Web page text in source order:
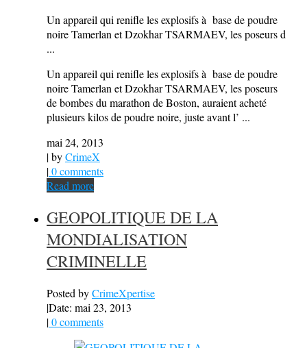
Un appareil qui renifle les explosifs à base de poudre
noire Tamerlan et Dzokhar TSARMAEV, les poseurs d
...
Un appareil qui renifle les explosifs à base de poudre
noire Tamerlan et Dzokhar TSARMAEV, les poseurs
de bombes du marathon de Boston, auraient acheté
plusieurs kilos de poudre noire, juste avant l’ ...
mai 24, 2013
| byCrimeX
|0 comments
Read more
GEOPOLITIQUE DE LA
MONDIALISATION
CRIMINELLE
Posted byCrimeXpertise
|Date: mai 23, 2013
|0 comments